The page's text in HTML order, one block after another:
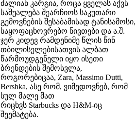
ძალიან კარგია, როცა ყველას აქვს
საშუალება შეარჩიოს საკუთარი
გემოვნების შესაბამისად ტანისამოსი,
საყოფაცხოვრებო ნივთები და ა.შ.
ჯერ კიდევ რამდენიმე წლის წინ
თბილისელებისათვის ალბათ
წარმოუდგენელი იყო ისეთი
ბრენდების შემოსვლა,
როგორებიცაა, Zara, Massimo Dutti,
Bershka, ასე რომ, ვიმედოვნებ, რომ
სულ მალე მათ
რიცხვს Starbuсks და H&M-იც
შეემატება.